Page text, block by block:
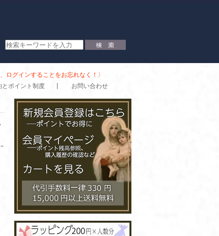
グインすることをお忘れなく！〉
とポイント制度 お問い合わせ